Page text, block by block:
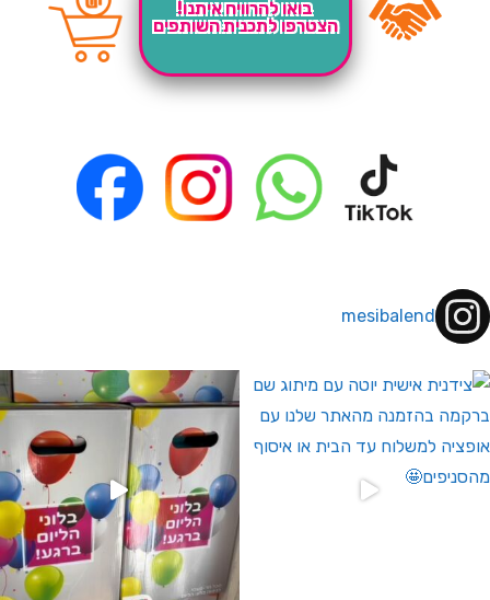
בואו להרוויח איתנו!
הצטרפו לתכנית השותפים
mesibalend
לחברי מועדון ומצטרפים חדשים🤍